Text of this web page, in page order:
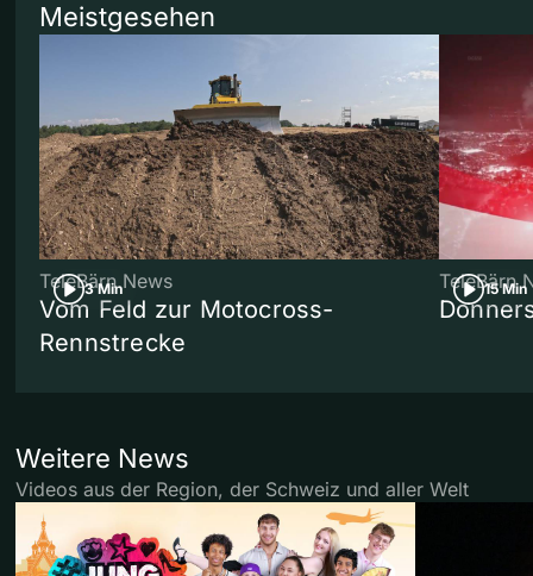
Meistgesehen
3 Min
TeleBärn News
Vom Feld zur Motocross-
Rennstrecke
15 Min
TeleBärn
Weitere News
Videos aus der Region, der Schweiz und aller Welt